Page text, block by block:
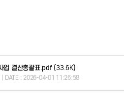
업 결산총괄표.pdf(33.6K)
| DATE : 2026-04-01 11:26:58